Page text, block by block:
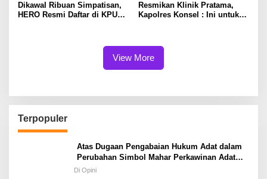
Dikawal Ribuan Simpatisan,
HERO Resmi Daftar di KPUD
Resmikan Klinik Pratama,
Kapolres Konsel : Ini untuk
View More
Terpopuler
Atas Dugaan Pengabaian Hukum Adat dalam
Perubahan Simbol Mahar Perkawinan Adat
Masyarakat Pulau Wawonii
Di Opini